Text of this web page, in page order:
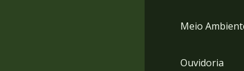
Meio
Ouvidoria